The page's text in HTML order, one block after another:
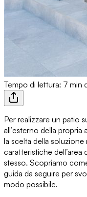
Tempo di lettura: 7 min
Per realizzare un patio
all’esterno della propria
la scelta della
caratteristiche dell’area
stesso. Scopriamo
guida da seguire per
modo possibile.